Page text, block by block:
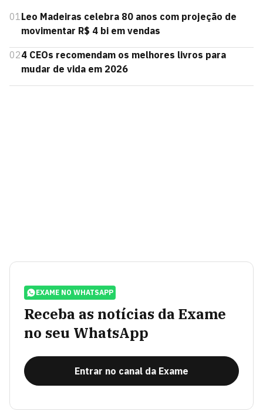
01Leo Madeiras celebra 80 anos com projeção de
movimentar R$ 4 bi em vendas
024 CEOs recomendam os melhores livros para
mudar de vida em 2026
EXAME NO WHATSAPP
Receba as notícias da Exame
no seu WhatsApp
Entrar no canal da Exame